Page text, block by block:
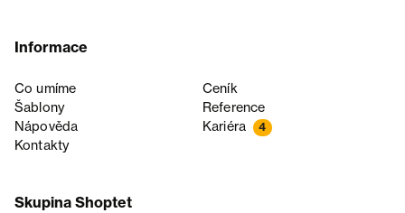
Informace
Co umíme
Ceník
Šablony
Reference
Nápověda
Kariéra 4
Kontakty
Skupina Shoptet